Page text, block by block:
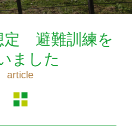
定 避難訓練を
ました
article